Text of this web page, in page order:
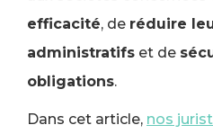
efficacité, de réduire
administratifs et de
obligations.
Dans cet article, nos